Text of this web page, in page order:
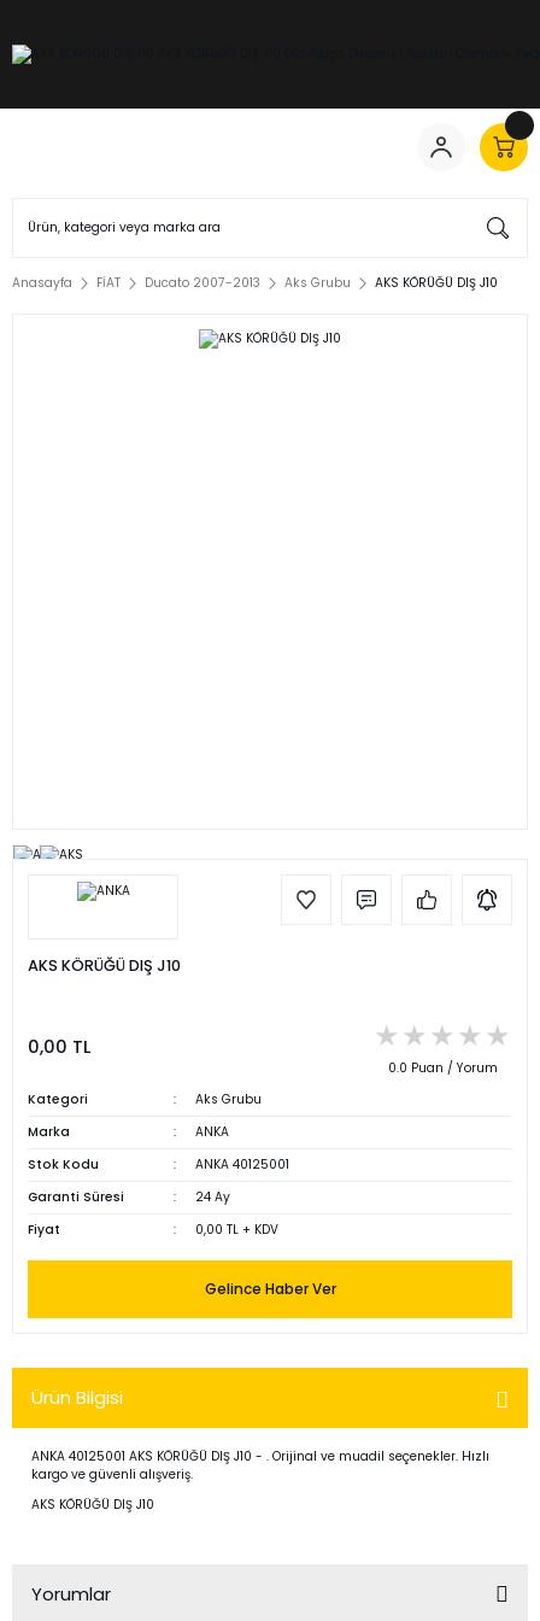
Anasayfa FİAT Ducato 2007-2013 Aks Grubu AKS KÖRÜĞÜ DIŞ J10
AKS KÖRÜĞÜ DIŞ J10
0,00 TL
0.0 Puan / Yorum
Kategori
Aks Grubu
Marka
ANKA
Stok Kodu
ANKA 40125001
Garanti Süresi
24 Ay
Fiyat
0,00 TL + KDV
Gelince Haber Ver
Ürün Bilgisi
ANKA 40125001 AKS KÖRÜĞÜ DIŞ J10 - . Orijinal ve muadil seçenekler. Hızlı
kargo ve güvenli alışveriş.
AKS KÖRÜĞÜ DIŞ J10
Yorumlar